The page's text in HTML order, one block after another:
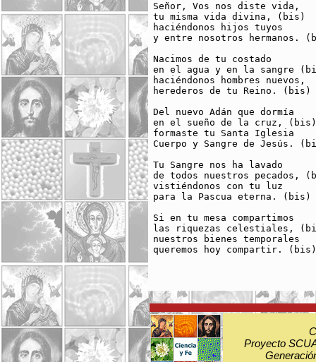
Señor, Vos nos diste vida,
tu misma vida divina, (bis)
haciéndonos hijos tuyos
y entre nosotros hermanos.
Nacimos de tu costado
en el agua y en la sangre
haciéndonos hombres nuevos,
herederos de tu Reino. (bis)
Del nuevo Adán que dormía
en el sueño de la cruz, (bis)
formaste tu Santa Iglesia
Cuerpo y Sangre de Jesús.
Tu Sangre nos ha lavado
de todos nuestros pecados,
vistiéndonos con tu luz
para la Pascua eterna. (bis)
Si en tu mesa compartimos
las riquezas celestiales,
nuestros bienes temporales
queremos hoy compartir. (bis)
Proyecto